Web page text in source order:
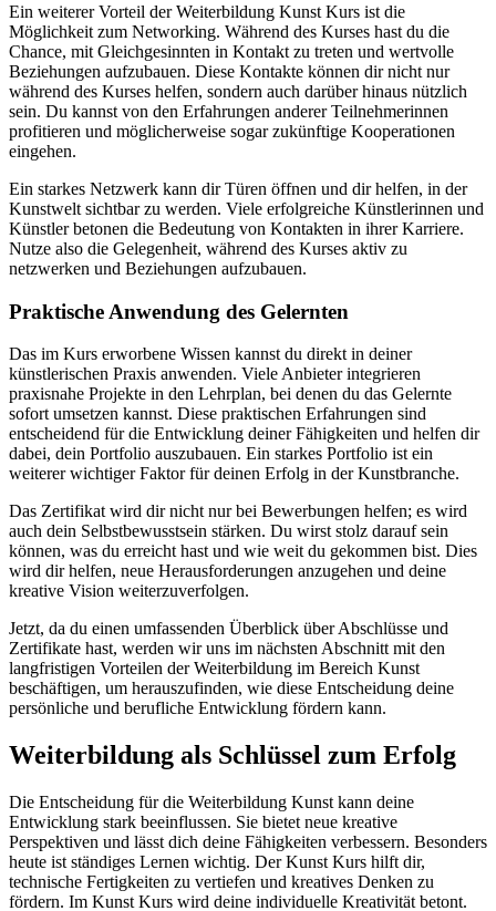
Ein weiterer Vorteil der Weiterbildung Kunst Kurs ist die
Möglichkeit zum Networking. Während des Kurses hast du die
Chance, mit Gleichgesinnten in Kontakt zu treten und wertvolle
Beziehungen aufzubauen. Diese Kontakte können dir nicht nur
während des Kurses helfen, sondern auch darüber hinaus nützlich
sein. Du kannst von den Erfahrungen anderer Teilnehmerinnen
profitieren und möglicherweise sogar zukünftige Kooperationen
eingehen.
Ein starkes Netzwerk kann dir Türen öffnen und dir helfen, in der
Kunstwelt sichtbar zu werden. Viele erfolgreiche Künstlerinnen und
Künstler betonen die Bedeutung von Kontakten in ihrer Karriere.
Nutze also die Gelegenheit, während des Kurses aktiv zu
netzwerken und Beziehungen aufzubauen.
Praktische Anwendung des Gelernten
Das im Kurs erworbene Wissen kannst du direkt in deiner
künstlerischen Praxis anwenden. Viele Anbieter integrieren
praxisnahe Projekte in den Lehrplan, bei denen du das Gelernte
sofort umsetzen kannst. Diese praktischen Erfahrungen sind
entscheidend für die Entwicklung deiner Fähigkeiten und helfen dir
dabei, dein Portfolio auszubauen. Ein starkes Portfolio ist ein
weiterer wichtiger Faktor für deinen Erfolg in der Kunstbranche.
Das Zertifikat wird dir nicht nur bei Bewerbungen helfen; es wird
auch dein Selbstbewusstsein stärken. Du wirst stolz darauf sein
können, was du erreicht hast und wie weit du gekommen bist. Dies
wird dir helfen, neue Herausforderungen anzugehen und deine
kreative Vision weiterzuverfolgen.
Jetzt, da du einen umfassenden Überblick über Abschlüsse und
Zertifikate hast, werden wir uns im nächsten Abschnitt mit den
langfristigen Vorteilen der Weiterbildung im Bereich Kunst
beschäftigen, um herauszufinden, wie diese Entscheidung deine
persönliche und berufliche Entwicklung fördern kann.
Weiterbildung als Schlüssel zum Erfolg
Die Entscheidung für die Weiterbildung Kunst kann deine
Entwicklung stark beeinflussen. Sie bietet neue kreative
Perspektiven und lässt dich deine Fähigkeiten verbessern. Besonders
heute ist ständiges Lernen wichtig. Der Kunst Kurs hilft dir,
technische Fertigkeiten zu vertiefen und kreatives Denken zu
fördern. Im Kunst Kurs wird deine individuelle Kreativität betont.